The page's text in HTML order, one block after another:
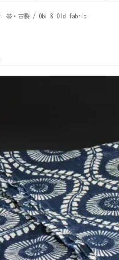
帯・古裂 / Obi & Old fabric